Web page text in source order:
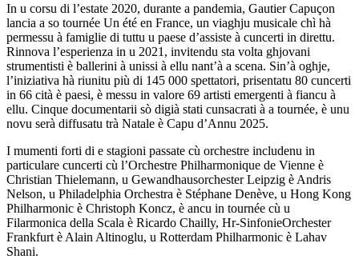
In u corsu di l’estate 2020, durante a pandemia, Gautier Capuçon
lancia a so tournée Un été en France, un viaghju musicale chì hà
permessu à famiglie di tuttu u paese d’assiste à cuncerti in direttu.
Rinnova l’esperienza in u 2021, invitendu sta volta ghjovani
strumentisti è ballerini à unissi à ellu nant’à a scena. Sin’à oghje,
l’iniziativa hà riunitu più di 145 000 spettatori, prisentatu 80 cuncerti
in 66 cità è paesi, è messu in valore 69 artisti emergenti à fiancu à
ellu. Cinque documentarii sò digià stati cunsacrati à a tournée, è unu
novu serà diffusatu trà Natale è Capu d’Annu 2025.
I mumenti forti di e stagioni passate cù orchestre includenu in
particulare cuncerti cù l’Orchestre Philharmonique de Vienne è
Christian Thielemann, u Gewandhausorchester Leipzig è Andris
Nelson, u Philadelphia Orchestra è Stéphane Denève, u Hong Kong
Philharmonic è Christoph Koncz, è ancu in tournée cù u
Filarmonica della Scala è Ricardo Chailly, Hr-SinfonieOrchester
Frankfurt è Alain Altinoglu, u Rotterdam Philharmonic è Lahav
Shani.